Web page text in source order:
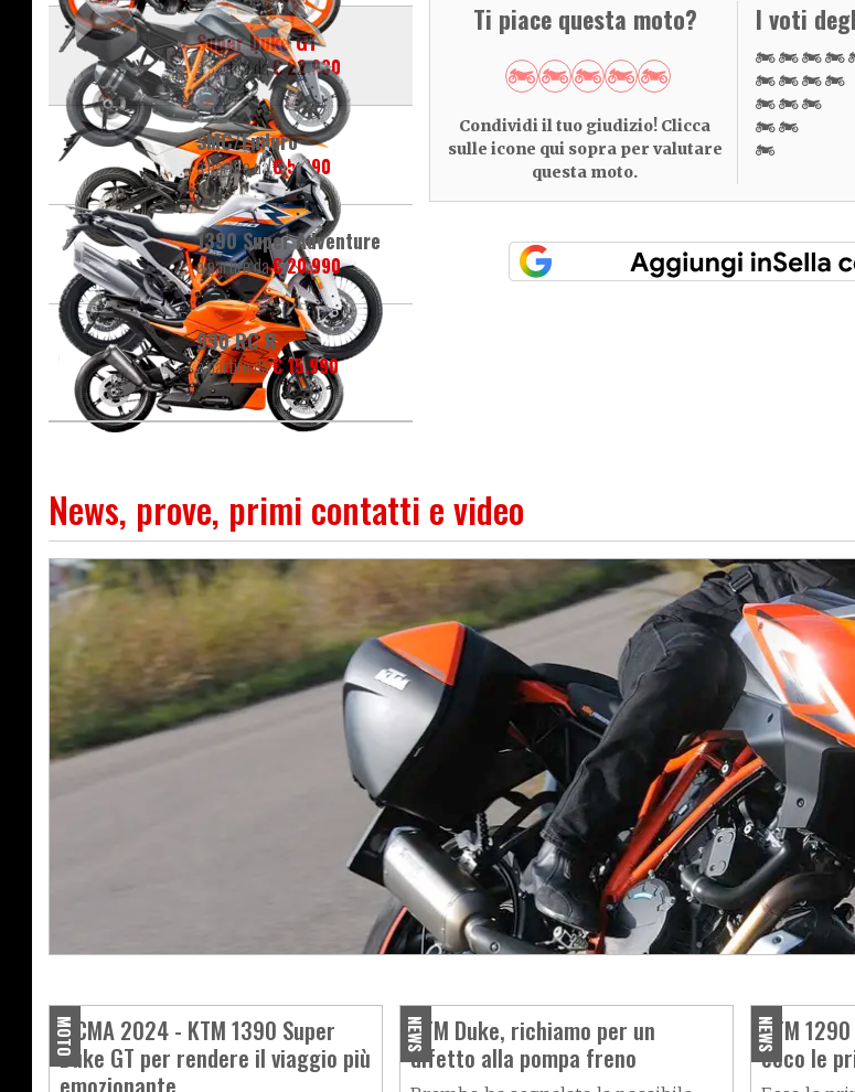
Super Duke GT
a partire da€ 22.930
SMC/Enduro
a partire da€ 5.390
1390 Super Adventure
a partire da€ 20.990
990 RC R
a partire da€ 15.990
Ti piace questa moto?
Condividi il tuo giudizio! Clicca
sulle icone qui sopra per valutare
questa moto.
I voti
News, prove, primi contatti e video
MOTO
EICMA 2024 - KTM 1390 Super
Duke GT per rendere il viaggio più
emozionante
NEWS
KTM Duke, richiamo per un
difetto alla pompa freno
NEWS
KTM
ecco le